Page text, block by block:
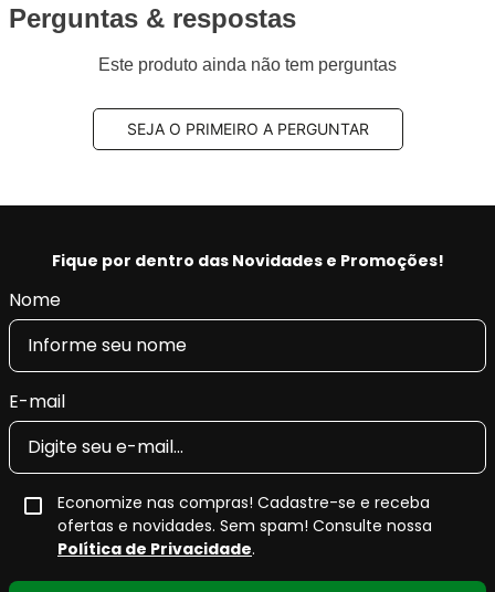
Aplus 100% produzido na fábrica nossa fábrica na
Turquia.
- Tecnologia e qualidade na produção, fornecendo a
máxima tração, pilotagem precisa e segurança.
Perguntas & respostas
Este produto ainda não tem perguntas
SEJA O PRIMEIRO A PERGUNTAR
Fique por dentro das Novidades e Promoções!
Nome
E-mail
Economize nas compras! Cadastre-se e receba
ofertas e novidades. Sem spam! Consulte nossa
Política de Privacidade.